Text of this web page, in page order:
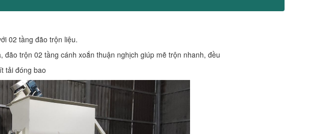
02 tầng đão trộn liệu.
trộn 02 tầng cánh xoắn thuận nghịch giúp mẽ trộn nhanh, đều
tải đóng bao